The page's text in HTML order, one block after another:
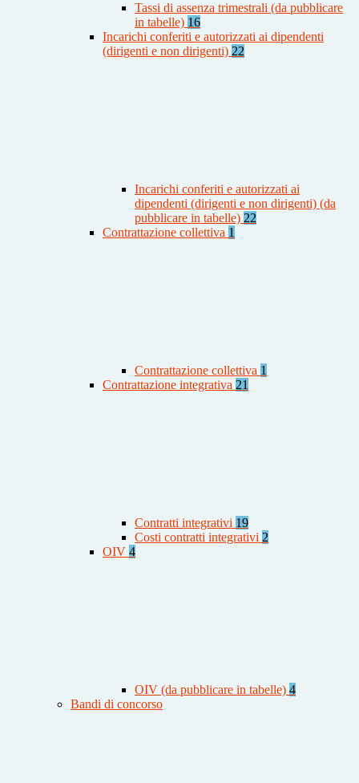
Tassi di assenza trimestrali (da pubblicare
in tabelle) 16
Incarichi conferiti e autorizzati ai dipendenti
(dirigenti e non dirigenti) 22
Incarichi conferiti e autorizzati ai
dipendenti (dirigenti e non dirigenti) (da
pubblicare in tabelle) 22
Contrattazione collettiva 1
Contrattazione collettiva 1
Contrattazione integrativa 21
Contratti integrativi 19
Costi contratti integrativi 2
OIV 4
OIV (da pubblicare in tabelle) 4
Bandi di concorso